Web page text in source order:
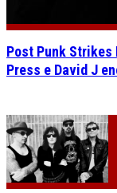
Post Punk Strikes
Press e David J